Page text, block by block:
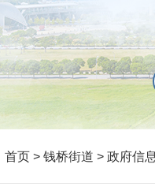
首页 > 钱桥街道 > 政府信